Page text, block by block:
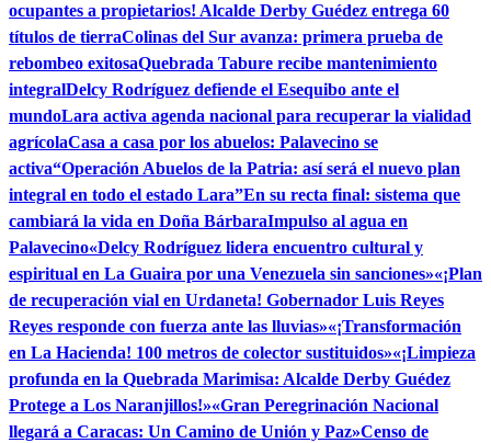
ocupantes a propietarios! Alcalde Derby Guédez entrega 60
títulos de tierraColinas del Sur avanza: primera prueba de
rebombeo exitosaQuebrada Tabure recibe mantenimiento
integralDelcy Rodríguez defiende el Esequibo ante el
mundoLara activa agenda nacional para recuperar la vialidad
agrícolaCasa a casa por los abuelos: Palavecino se
activa“Operación Abuelos de la Patria: así será el nuevo plan
integral en todo el estado Lara”En su recta final: sistema que
cambiará la vida en Doña BárbaraImpulso al agua en
Palavecino«Delcy Rodríguez lidera encuentro cultural y
espiritual en La Guaira por una Venezuela sin sanciones»«¡Plan
de recuperación vial en Urdaneta! Gobernador Luis Reyes
Reyes responde con fuerza ante las lluvias»«¡Transformación
en La Hacienda! 100 metros de colector sustituidos»«¡Limpieza
profunda en la Quebrada Marimisa: Alcalde Derby Guédez
Protege a Los Naranjillos!»«Gran Peregrinación Nacional
llegará a Caracas: Un Camino de Unión y Paz»Censo de